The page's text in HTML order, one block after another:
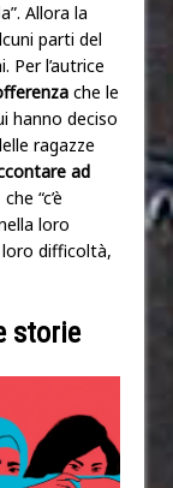
Allora la
parti del
Per l’autrice
che le
hanno deciso
ragazze
ad
che “c’è
loro
difficoltà,
storie